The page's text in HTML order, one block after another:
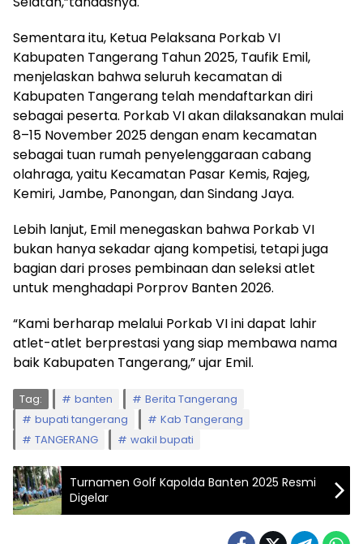
Sementara itu, Ketua Pelaksana Porkab VI
Kabupaten Tangerang Tahun 2025, Taufik Emil,
menjelaskan bahwa seluruh kecamatan di
Kabupaten Tangerang telah mendaftarkan diri
sebagai peserta. Porkab VI akan dilaksanakan mulai
8–15 November 2025 dengan enam kecamatan
sebagai tuan rumah penyelenggaraan cabang
olahraga, yaitu Kecamatan Pasar Kemis, Rajeg,
Kemiri, Jambe, Panongan, dan Sindang Jaya.
Lebih lanjut, Emil menegaskan bahwa Porkab VI
bukan hanya sekadar ajang kompetisi, tetapi juga
bagian dari proses pembinaan dan seleksi atlet
untuk menghadapi Porprov Banten 2026.
“Kami berharap melalui Porkab VI ini dapat lahir
atlet-atlet berprestasi yang siap membawa nama
baik Kabupaten Tangerang,” ujar Emil.
Tag: banten
Berita Tangerang
bupati tangerang
Kab Tangerang
TANGERANG
wakil bupati
Turnamen Golf Kapolda Banten 2025 Resmi
Digelar